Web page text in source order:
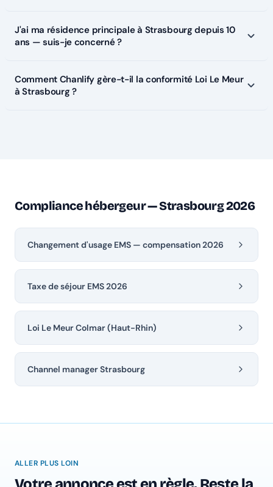
J'ai ma résidence principale à Strasbourg depuis 10
ans — suis-je concerné ?
Comment Chanlify gère-t-il la conformité Loi Le Meur
à Strasbourg ?
Compliance hébergeur — Strasbourg 2026
Changement d'usage EMS — compensation 2026
Taxe de séjour EMS 2026
Loi Le Meur Colmar (Haut-Rhin)
Channel manager Strasbourg
ALLER PLUS LOIN